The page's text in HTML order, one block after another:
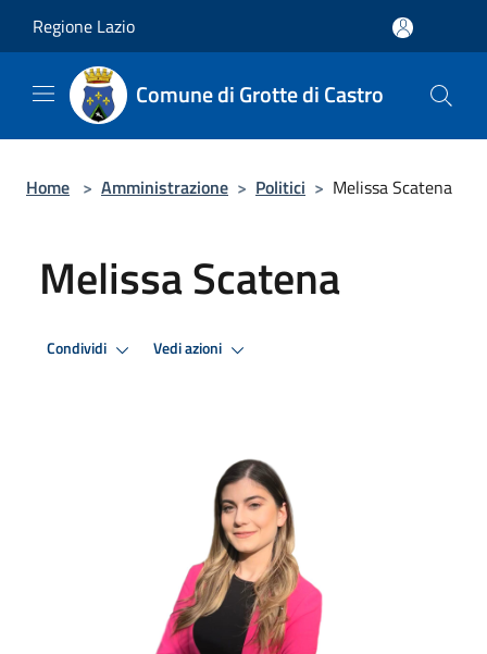
Regione Lazio
Comune di Grotte di Castro
Home > Amministrazione > Politici > Melissa Scatena
Melissa Scatena
Condividi Vedi azioni